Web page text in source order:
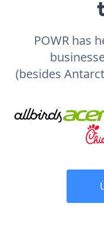
POWR has
(besides